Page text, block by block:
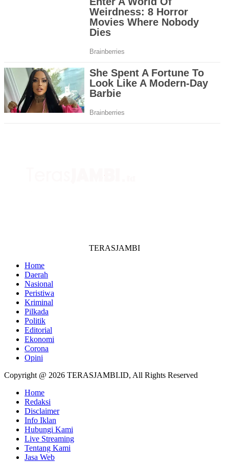
TERASJAMBI
Home
Daerah
Nasional
Peristiwa
Kriminal
Pilkada
Politik
Editorial
Ekonomi
Corona
Opini
Copyright @ 2026 TERASJAMBI.ID, All Rights Reserved
Home
Redaksi
Disclaimer
Info Iklan
Hubungi Kami
Live Streaming
Tentang Kami
Jasa Web